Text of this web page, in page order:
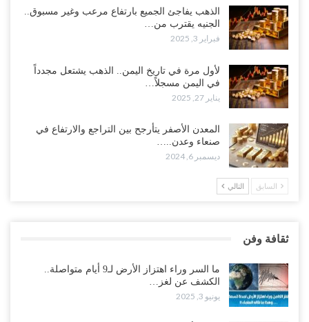
الذهب يفاجئ الجميع بارتفاع مرعب وغير مسبوق..
الجنيه يقترب من…
فبراير 3, 2025
لأول مرة في تاريخ اليمن.. الذهب يشتعل مجدداً
في اليمن مسجلاً…
يناير 27, 2025
المعدن الأصفر يتأرجح بين التراجع والارتفاع في
صنعاء وعدن..…
ديسمبر 6, 2024
السابق التالي
ثقافة وفن
ما السر وراء اهتزاز الأرض لـ9 أيام متواصلة..
الكشف عن لغز…
يونيو 3, 2025